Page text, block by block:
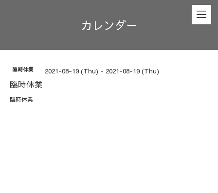
カレンダー
臨時休業 2021-08-19 (Thu) - 2021-08-19 (Thu)
臨時休業
臨時休業